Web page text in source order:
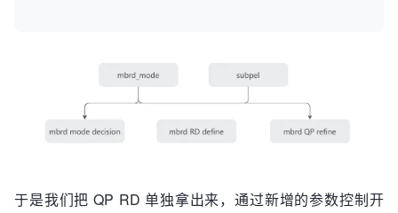
于是我们把 QP RD 单独拿出来，通过新增的参数控制开